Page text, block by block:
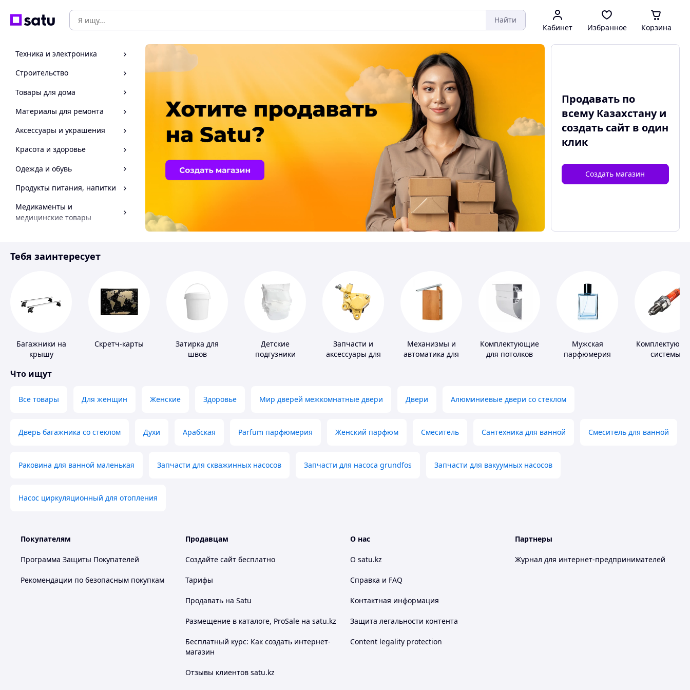
Найти
Кабинет Избранное Корзина
Техника и электроника
Строительство
Товары для дома
Материалы для ремонта
Аксессуары и украшения
Красота и здоровье
Одежда и обувь
Продукты питания, напитки
Медикаменты и
медицинские товары
Инструмент
Продавать по
всему Казахстану и
создать сайтв один
клик
Создать магазин
Тебя заинтересует
Багажники на
крышу
Скретч-карты
Затирка для
швов
Детские
подгузники
Запчасти и
аксессуары для
Механизмы и
автоматика для
Комплектующие
для потолков
Мужская
парфюмерия
системы
Что ищут
Все товары Для женщин Женские Здоровье Мир дверей межкомнатные двери Двери Алюминиевые двери со стеклом
Дверь багажника со стеклом Духи Арабская Parfum парфюмерия Женский парфюм Смеситель Сантехника для ванной Смеситель для ванной
Раковина для ванной маленькая Запчасти для скважинных насосов Запчасти для насоса grundfos Запчасти для вакуумных насосов
Насос циркуляционный для отопления
Покупателям
Программа Защиты Покупателей
Рекомендации по безопасным покупкам
Продавцам
Создайте сайт бесплатно
Тарифы
Продавать на Satu
Размещение в каталоге, ProSale на satu.kz
Бесплатный курс: Как создать интернет-
магазин
Отзывы клиентов satu.kz
О нас
О satu.kz
Справка и FAQ
Контактная информация
Защита легальности контента
Content legality protection
Партнеры
Журнал для интернет-предпринимателей